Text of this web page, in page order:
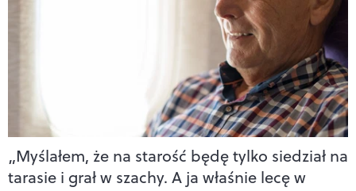
„Myślałem, że na starość będę tylko siedział na
tarasie i grał w szachy. A ja właśnie lecę w